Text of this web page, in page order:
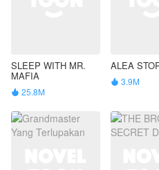
SLEEP WITH MR.
MAFIA
 25.8M
ALEA
 3.9M